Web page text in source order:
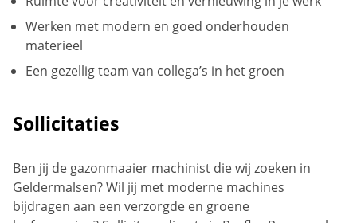
Werken met modern en goed onderhouden
materieel
Een gezellig team van collega’s in het groen
Sollicitaties
Ben jij de gazonmaaier machinist die wij zoeken in
Geldermalsen? Wil jij met moderne machines
bijdragen aan een verzorgde en groene